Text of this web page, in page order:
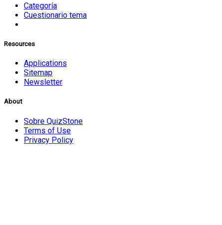
Categoría
Cuestionario tema
Resources
Applications
Sitemap
Newsletter
About
Sobre QuizStone
Terms of Use
Privacy Policy